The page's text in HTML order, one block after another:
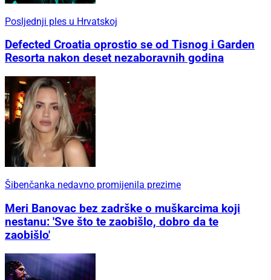
Posljednji ples u Hrvatskoj
Defected Croatia oprostio se od Tisnog i Garden
Resorta nakon deset nezaboravnih godina
Šibenčanka nedavno promijenila prezime
Meri Banovac bez zadrške o muškarcima koji
nestanu: 'Sve što te zaobišlo, dobro da te
zaobišlo'